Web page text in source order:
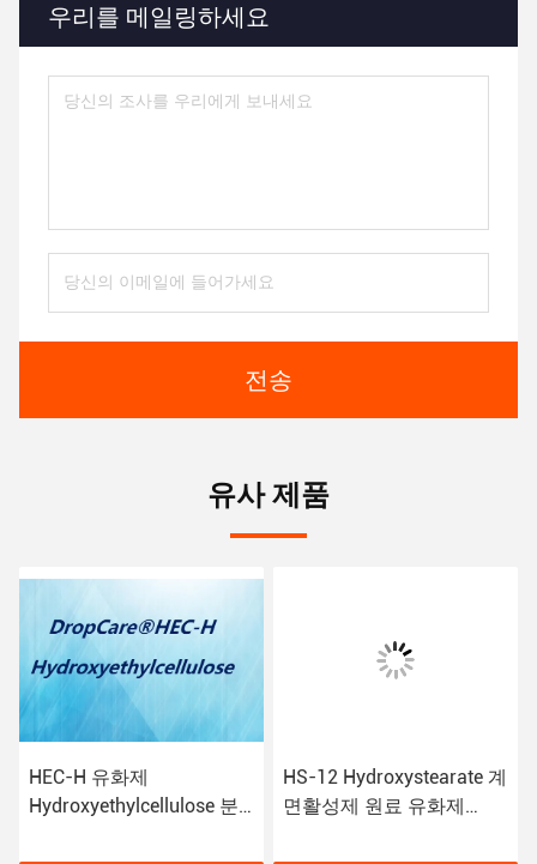
우리를 메일링하세요
전송
유사 제품
HEC-H 유화제
Hydroxyethylcellulose 분
HS-12 Hydroxystearate 계
면활성제 원료 유화제